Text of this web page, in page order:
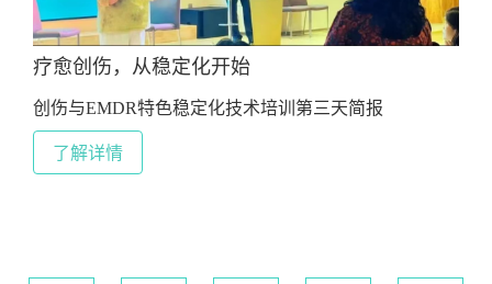
疗愈创伤，从稳定化开始
创伤与EMDR特色稳定化技术培训第三天简报
了解详情